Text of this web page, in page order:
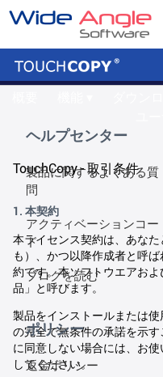
TouchCopy - 取引条件
1. 本契約
本ライセンス契約は、あな
も）、かつ以降作成者と呼
約です。本ソフトウエアお
品」と呼びます。
製品をインストールまたは
の完全で無条件の承諾を示
に同意しない場合には、お
してください。
ヘルプセンター
製品に関するよくある質
問
アクティベーションコー
ド
ブログを読む
ポリシー
返金ポリシー